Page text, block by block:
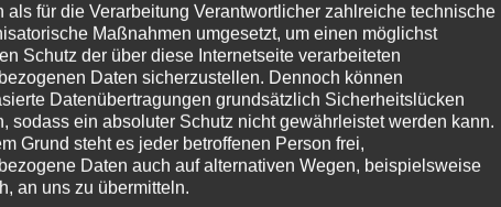
wie Blu-ray und einen Heimkino-Receiver mit
fortschrittlichere Heimkinosysteme umfassen ein
projiziert wird. Unabhängig davon, wie viel Sie in
der Aufstellung Ihrer Heimkino-Lautsprecher
wie die Platzierung der Lautsprecher, wenn es
ganz in das Erlebnis einzutauchen.
als für die Verarbeitung Verantwortlicher zahlreiche technische
Maßnahmen umgesetzt, um einen möglichst
Schutz der über diese Internetseite verarbeiteten
Daten sicherzustellen. Dennoch können
Datenübertragungen grundsätzlich Sicherheitslücken
sodass ein absoluter Schutz nicht gewährleistet werden kann.
Grund steht es jeder betroffenen Person frei,
Daten auch auf alternativen Wegen, beispielsweise
an uns zu übermitteln.